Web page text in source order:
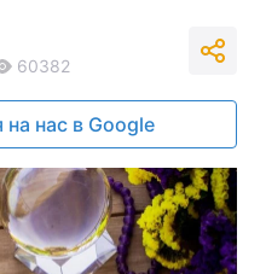
60382
на нас в Google